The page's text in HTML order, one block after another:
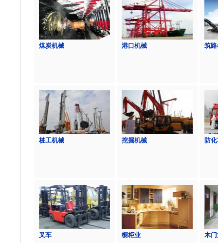
煤炭机械 港口机械 筑
桩工机械 挖掘机械 防
叉车 橱柜业 木门